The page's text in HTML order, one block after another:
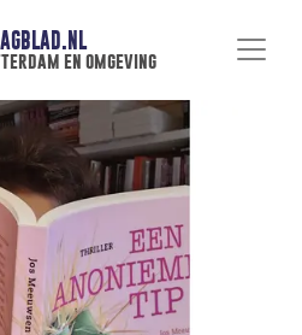
en omgeving